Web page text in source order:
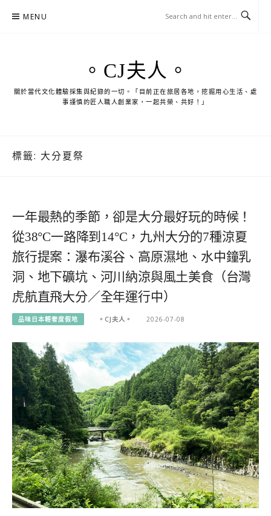
MENU
。CJ夫人。
關於當代文化體驗採集與紀錄的一切。「目前正在旅居各地，挖掘用心生活、處
事謹慎的匠人職人創業家，一起共榮、共好！」
標籤: 大分夏祭
一年最熱的季節，卻是大分最好玩的時候！
從38°C一路降到14°C，九州大分的7種涼夏
旅行提案：瀑布溪谷、高原濕地、水中鐘乳
洞、地下礦坑、河川納涼與風土美食（台灣
虎航直飛大分／全年運行中）
品味日本輕奢度假地 。CJ夫人。 2026-07-08